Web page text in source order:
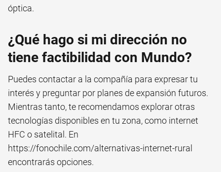
óptica.
¿Qué hago si mi dirección no
tiene factibilidad con Mundo?
Puedes contactar a la compañía para expresar tu
interés y preguntar por planes de expansión futuros.
Mientras tanto, te recomendamos explorar otras
tecnologías disponibles en tu zona, como internet
HFC o satelital. En
https://fonochile.com/alternativas-internet-rural
encontrarás opciones.